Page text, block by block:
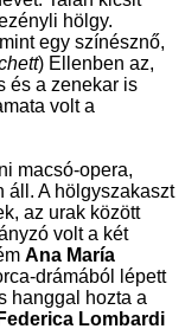
hölgy.
egy színésznő,
) Ellenben az,
és a zenekar is
volt a
macsó-opera,
áll. A hölgyszakaszt
az urak között
volt a két
Ana María
drámából lépett
hanggal hozta a
Federica Lombardi